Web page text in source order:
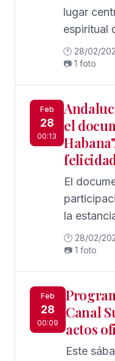
lugar
espiritual
de
Ateneo
🕐 28/02/
📷 1 foto
Feb
28
00:13
el
El
la
Lorca en
🕐 28/02/
📷 1 foto
Feb
28
00:09
Canal
actos
Este